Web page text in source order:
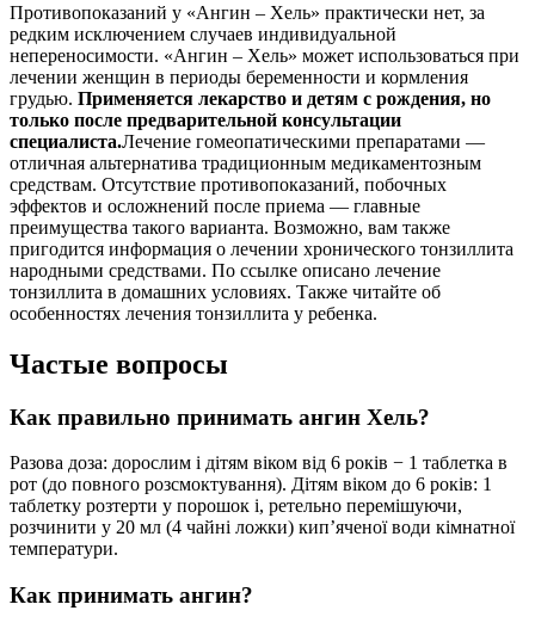
Противопоказаний у «Ангин – Хель» практически нет, за
редким исключением случаев индивидуальной
непереносимости. «Ангин – Хель» может использоваться при
лечении женщин в периоды беременности и кормления
грудью. Применяется лекарство и детям с рождения, но
только после предварительной консультации
специалиста.Лечение гомеопатическими препаратами —
отличная альтернатива традиционным медикаментозным
средствам. Отсутствие противопоказаний, побочных
эффектов и осложнений после приема — главные
преимущества такого варианта. Возможно, вам также
пригодится информация о лечении хронического тонзиллита
народными средствами. По ссылке описано лечение
тонзиллита в домашних условиях. Также читайте об
особенностях лечения тонзиллита у ребенка.
Частые вопросы
Как правильно принимать ангин Хель?
Разова доза: дорослим і дітям віком від 6 років − 1 таблетка в
рот (до повного розсмоктування). Дітям віком до 6 років: 1
таблетку розтерти у порошок і, ретельно перемішуючи,
розчинити у 20 мл (4 чайні ложки) кип’яченої води кімнатної
температури.
Как принимать ангин?